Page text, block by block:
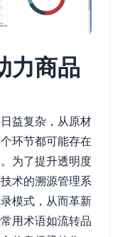
力商品
益复杂，从原材
环节都可能存在
为了提升透明度
术的溯源管理系
模式，从而革新
用术语如流转品